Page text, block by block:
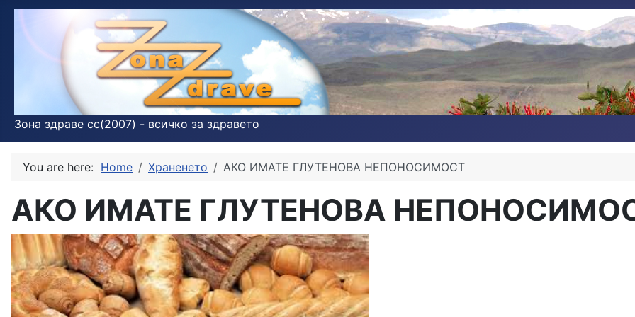
Зона здраве cc(2007) - всичко за здравето
You are here: Home Храненето АКО ИМАТЕ ГЛУТЕНОВА НЕПОНОСИМОСТ
АКО ИМАТЕ ГЛУТЕНОВА